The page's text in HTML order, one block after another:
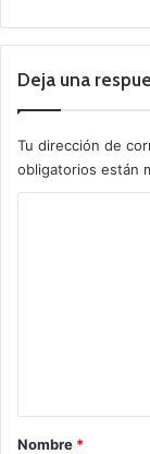
Deja una
Tu dirección de
obligatorios están
rNombre *